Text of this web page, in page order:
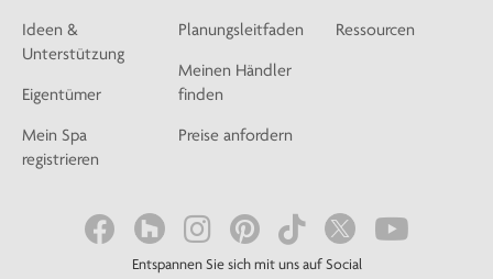
Ideen &
Unterstützung
Eigentümer
Mein Spa
registrieren
Planungsleitfaden
Meinen Händler
finden
Preise anfordern
Ressourcen
Entspannen Sie sich mit uns auf Social